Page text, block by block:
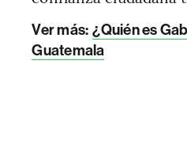
Ver más: ¿Quién es
Guatemala